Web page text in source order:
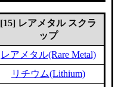
[15] レアメタル スクラ
ップ
レアメタル(Rare Metal)
リチウム(Lithium)